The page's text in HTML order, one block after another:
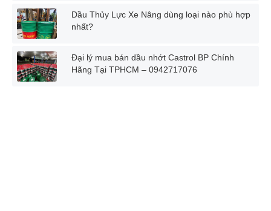
Dầu Thủy Lực Xe Nâng dùng loại nào phù hợp
nhất?
Đại lý mua bán dầu nhớt Castrol BP Chính
Hãng Tại TPHCM – 0942717076